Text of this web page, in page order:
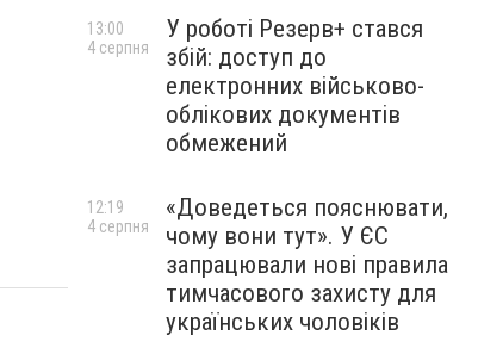
У роботі Резерв+ стався
збій: доступ до
електронних військово-
облікових документів
обмежений
13:00
4 серпня
«Доведеться пояснювати,
чому вони тут». У ЄС
запрацювали нові правила
тимчасового захисту для
українських чоловіків
12:19
4 серпня